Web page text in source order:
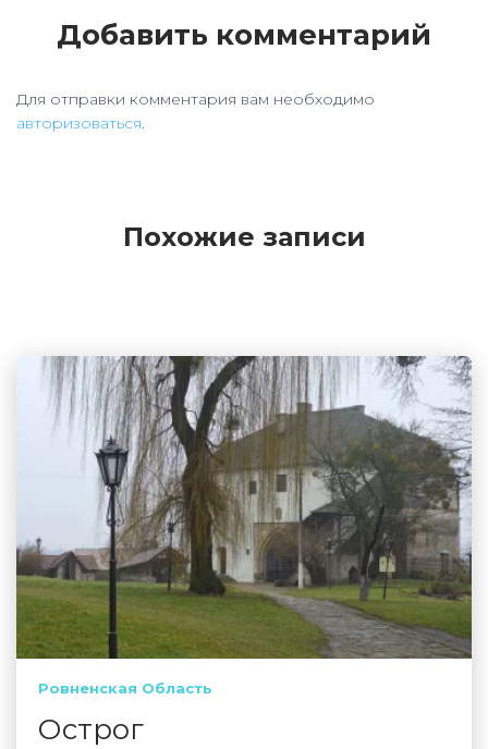
Добавить комментарий
Для отправки комментария вам необходимо
авторизоваться.
Похожие записи
Ровненская Область
Острог